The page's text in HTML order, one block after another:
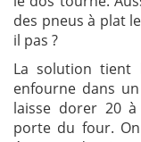
des pneus à plat
il pas ?
La solution tient
enfourne dans
laisse dorer 20
porte du four.